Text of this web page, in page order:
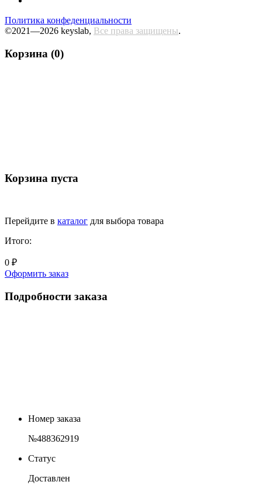
Политика конфеденциальности
©2021—2026 keyslab, Все права защищены.
Корзина (0)
Корзина пуста
Перейдите в каталог для выбора товара
Итого:
0 ₽
Оформить заказ
Подробности заказа
Номер заказа
№488362919
Статус
Доставлен